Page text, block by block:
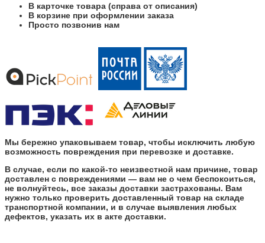
В карточке товара (справа от описания)
В корзине при оформлении заказа
Просто позвонив нам
Мы бережно упаковываем товар, чтобы исключить любую
возможность повреждения при перевозке и доставке.
В случае, если по какой-то неизвестной нам причине, товар
доставлен с повреждениями — вам не о чем беспокоиться,
не волнуйтесь, все заказы доставки застрахованы. Вам
нужно только проверить доставленный товар на складе
транспортной компании, и в случае выявления любых
дефектов, указать их в акте доставки.